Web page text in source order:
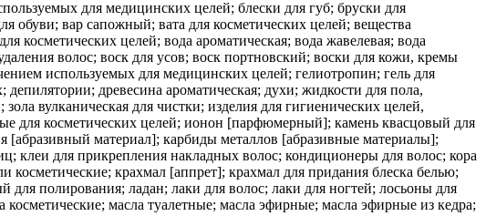
для медицинских целей; блески для губ; бруски для
обуви; вар сапожный; вата для косметических целей; вещества
целей; вода ароматическая; вода жавелевая; вода
волос; воск для усов; воск портновский; воски для кожи, кремы
используемых для медицинских целей; гелиотропин; гель для
древесина ароматическая; духи; жидкости для пола,
вулканическая для чистки; изделия для гигиенических целей,
для косметических целей; ионон [парфюмерный]; камень квасцовый для
материал]; карбиды металлов [абразивные материалы];
клеи для прикрепления накладных волос; кондиционеры для волос; кора
косметические; крахмал [аппрет]; крахмал для придания блеска белью;
полирования; ладан; лаки для волос; лаки для ногтей; лосьоны для
масла туалетные; масла эфирные; масла эфирные из кедра;